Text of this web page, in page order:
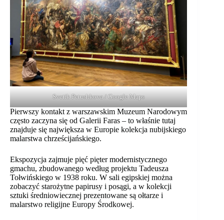
Svetik Petushkova / Google Maps
Pierwszy kontakt z warszawskim Muzeum Narodowym
często zaczyna się od Galerii Faras – to właśnie tutaj
znajduje się największa w Europie kolekcja nubijskiego
malarstwa chrześcijańskiego.
Ekspozycja zajmuje pięć pięter modernistycznego
gmachu, zbudowanego według projektu Tadeusza
Tołwińskiego w 1938 roku. W sali egipskiej można
zobaczyć starożytne papirusy i posągi, a w kolekcji
sztuki średniowiecznej prezentowane są ołtarze i
malarstwo religijne Europy Środkowej.